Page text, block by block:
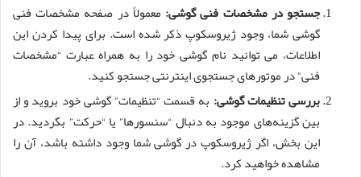
جستجو در مشخصات فنی گوشی: معمولاً در صفحه مشخصات فنی
گوشی شما، وجود ژیروسکوپ ذکر شده است. برای پیدا کردن این
اطلاعات، می توانید نام گوشی خود را به همراه عبارت “مشخصات
فنی” در موتورهای جستجوی اینترنتی جستجو کنید.
بررسی تنظیمات گوشی: به قسمت “تنظیمات” گوشی خود بروید و از
بین گزینه‌های موجود به دنبال “سنسورها” یا “حرکت” بگردید. در
این بخش، اگر ژیروسکوپ در گوشی شما وجود داشته باشد، آن را
مشاهده خواهید کرد.